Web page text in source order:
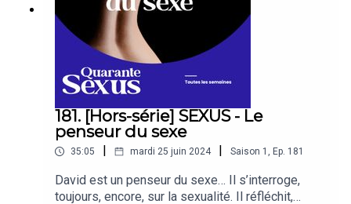
et ceux qui ont vécu un reboot de leur disque dur
intérieur pour, peut-être, enfin, devenir eux-mêmes... Des
suggestions de thèmes à aborder ? Des témoignages à
nous partager ? Contactez-nous sur les réseaux sociaux
Ce podcast est produit parDouble Monde Création
💌 Agence Double Monde : @doublemonde_podcast
181. [Hors-série] SEXUS - Le
penseur du sexe
35:05 mardi 25 juin 2024 Saison 1 , Ep. 181
David est un penseur du sexe… Il s’interroge,
toujours, encore, sur la sexualité. Il réfléchit,